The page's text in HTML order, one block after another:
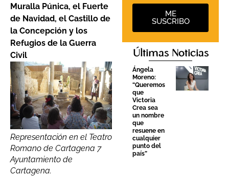
Muralla Púnica, el Fuerte
de Navidad, el Castillo de
la Concepción y los
Refugios de la Guerra
Civil
Representación en el Teatro
Romano de Cartagena 7
Ayuntamiento de
Cartagena.
ME
SUSCRIBO
Últimas Noticias
Ángela
Moreno:
“Queremos
que
Victoria
Crea sea
un nombre
que
resuene en
cualquier
punto del
país”